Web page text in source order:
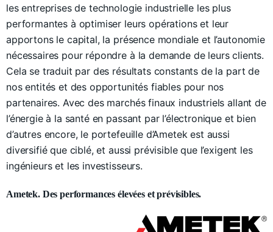
les entreprises de technologie industrielle les plus
performantes à optimiser leurs opérations et leur
apportons le capital, la présence mondiale et l’autonomie
nécessaires pour répondre à la demande de leurs clients.
Cela se traduit par des résultats constants de la part de
nos entités et des opportunités fiables pour nos
partenaires. Avec des marchés finaux industriels allant de
l’énergie à la santé en passant par l’électronique et bien
d’autres encore, le portefeuille d’Ametek est aussi
diversifié que ciblé, et aussi prévisible que l’exigent les
ingénieurs et les investisseurs.
Ametek. Des performances élevées et prévisibles.